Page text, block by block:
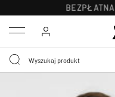
BEZPŁATNA
Menu